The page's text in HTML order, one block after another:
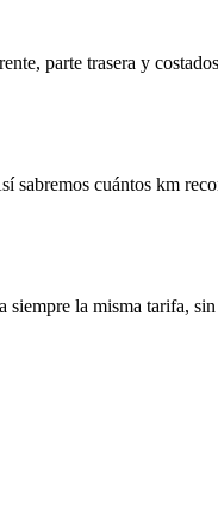
parte trasera y
sabremos cuántos km
siempre la misma tarifa,